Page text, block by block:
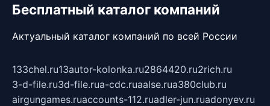
Бесплатный каталог компаний
Актуальный каталог компаний по всей России
133chel.ru13autor-kolonka.ru2864420.ru2rich.ru
3-d-file.ru3d-file.rua-cdc.ruaalse.rua380club.ru
airgungames.ruaccounts-112.ruadler-jun.ruadonyev.ru